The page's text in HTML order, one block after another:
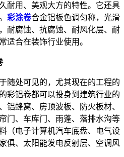
耐用、美观大方的特性。它还具
彩涂卷合金铝板色调匀称，光滑
耐腐蚀、抗腐蚀、耐风化层、耐
适合在装饰行业使用。
随处可见的，尤其现在的工程的
彩铝卷都可以投身到建筑行业的
铝蜂窝、房顶波板、防火板材、
门、车库门、雨蓬、落排水沟等
（电子计算机汽车底盘、电气设
俱、太阳能发电反射层、空调风